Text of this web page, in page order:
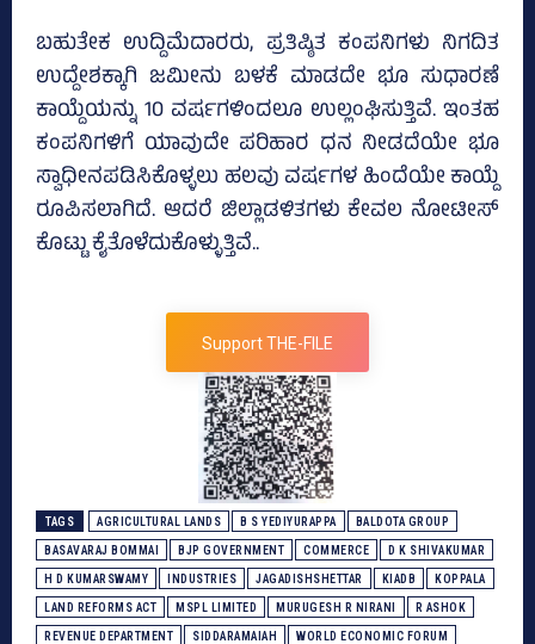
ಬಹುತೇಕ ಉದ್ದಿಮೆದಾರರು, ಪ್ರತಿಷ್ಠಿತ ಕಂಪನಿಗಳು ನಿಗದಿತ
ಉದ್ದೇಶಕ್ಕಾಗಿ ಜಮೀನು ಬಳಕೆ ಮಾಡದೇ ಭೂ ಸುಧಾರಣೆ
ಕಾಯ್ದೆಯನ್ನು 10 ವರ್ಷಗಳಿಂದಲೂ ಉಲ್ಲಂಘಿಸುತ್ತಿವೆ. ಇಂತಹ
ಕಂಪನಿಗಳಿಗೆ ಯಾವುದೇ ಪರಿಹಾರ ಧನ ನೀಡದೆಯೇ ಭೂ
ಸ್ವಾಧೀನಪಡಿಸಿಕೊಳ್ಳಲು ಹಲವು ವರ್ಷಗಳ ಹಿಂದೆಯೇ ಕಾಯ್ದೆ
ರೂಪಿಸಲಾಗಿದೆ. ಆದರೆ ಜಿಲ್ಲಾಡಳಿತಗಳು ಕೇವಲ ನೋಟೀಸ್‌
ಕೊಟ್ಟು ಕೈತೊಳೆದುಕೊಳ್ಳುತ್ತಿವೆ..
Support THE-FILE
TAGS AGRICULTURAL LANDS B S YEDIYURAPPA BALDOTA GROUP
BASAVARAJ BOMMAI BJP GOVERNMENT COMMERCE D K SHIVAKUMAR
H D KUMARSWAMY INDUSTRIES JAGADISHSHETTAR KIADB KOPPALA
LAND REFORMS ACT MSPL LIMITED MURUGESH R NIRANI R ASHOK
REVENUE DEPARTMENT SIDDARAMAIAH WORLD ECONOMIC FORUM